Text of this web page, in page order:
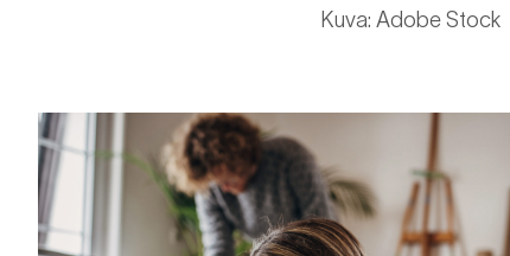
Kuva: Adobe Stock